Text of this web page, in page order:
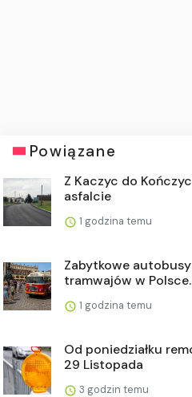
Powiązane
Z Kaczyc do
asfalcie
1 godzina temu
Zabytkowe
tramwajów w
1 godzina temu
Od poniedziałku
29 Listopada
3 godzin temu